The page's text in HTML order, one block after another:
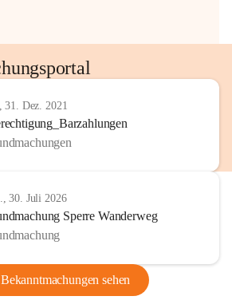
31. Dez. 2021
30. Juli 2026
Sperre Wanderweg
sehen